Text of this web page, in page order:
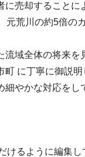
売却することに
荒川の約5倍
域全体の将来を
に丁寧に御説
やかな対応をし
けるように編集